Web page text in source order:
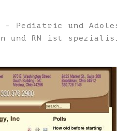
- Pediatric und
und RN ist